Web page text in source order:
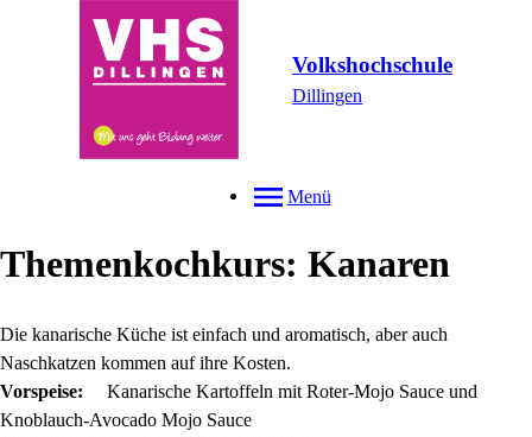
Volkshochschule
Dillingen
Menü
Themenkochkurs: Kanaren
Die kanarische Küche ist einfach und aromatisch, aber auch
Naschkatzen kommen auf ihre Kosten.
Vorspeise: Kanarische Kartoffeln mit Roter-Mojo Sauce und
Knoblauch-Avocado Mojo Sauce